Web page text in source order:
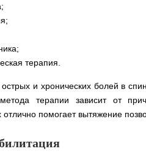
терапия.
и хронических болей в
терапии зависит от
помогает вытяжение